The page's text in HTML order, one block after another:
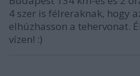
4 szer is félreraknak, hogy
elhúzhasson a tehervonat.
vízen! :)